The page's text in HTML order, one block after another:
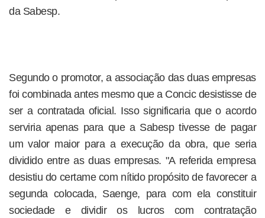
da Sabesp.
Segundo o promotor, a associação das duas empresas
foi combinada antes mesmo que a Concic desistisse de
ser a contratada oficial. Isso significaria que o acordo
serviria apenas para que a Sabesp tivesse de pagar
um valor maior para a execução da obra, que seria
dividido entre as duas empresas. "A referida empresa
desistiu do certame com nítido propósito de favorecer a
segunda colocada, Saenge, para com ela constituir
sociedade e dividir os lucros com contratação